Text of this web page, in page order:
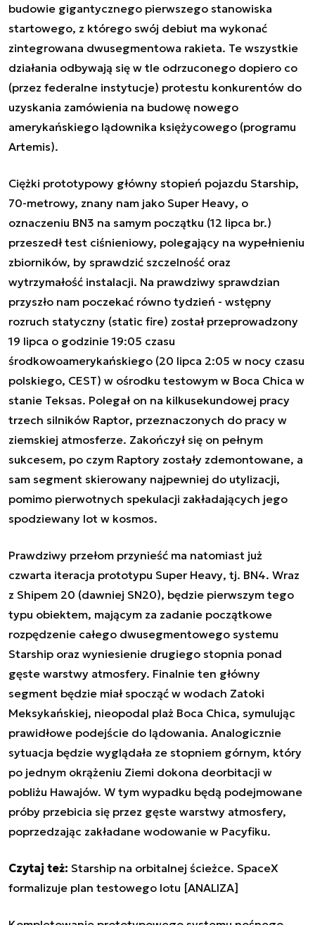
budowie gigantycznego pierwszego stanowiska
startowego, z którego swój debiut ma wykonać
zintegrowana dwusegmentowa rakieta. Te wszystkie
działania odbywają się w tle odrzuconego dopiero co
(przez federalne instytucje) protestu konkurentów do
uzyskania zamówienia na budowę nowego
amerykańskiego lądownika księżycowego (programu
Artemis).
Ciężki prototypowy główny stopień pojazdu Starship,
70-metrowy, znany nam jako Super Heavy, o
oznaczeniu BN3 na samym początku (12 lipca br.)
przeszedł test ciśnieniowy, polegający na wypełnieniu
zbiorników, by sprawdzić szczelność oraz
wytrzymałość instalacji. Na prawdziwy sprawdzian
przyszło nam poczekać równo tydzień - wstępny
rozruch statyczny (static fire) został przeprowadzony
19 lipca o godzinie 19:05 czasu
środkowoamerykańskiego (20 lipca 2:05 w nocy czasu
polskiego, CEST) w ośrodku testowym w Boca Chica w
stanie Teksas. Polegał on na kilkusekundowej pracy
trzech silników Raptor, przeznaczonych do pracy w
ziemskiej atmosferze. Zakończył się on pełnym
sukcesem, po czym Raptory zostały zdemontowane, a
sam segment skierowany najpewniej do utylizacji,
pomimo pierwotnych spekulacji zakładających jego
spodziewany lot w kosmos.
Prawdziwy przełom przynieść ma natomiast już
czwarta iteracja prototypu Super Heavy, tj. BN4. Wraz
z Shipem 20 (dawniej SN20), będzie pierwszym tego
typu obiektem, mającym za zadanie początkowe
rozpędzenie całego dwusegmentowego systemu
Starship oraz wyniesienie drugiego stopnia ponad
gęste warstwy atmosfery. Finalnie ten główny
segment będzie miał spocząć w wodach Zatoki
Meksykańskiej, nieopodal plaż Boca Chica, symulując
prawidłowe podejście do lądowania. Analogicznie
sytuacja będzie wyglądała ze stopniem górnym, który
po jednym okrążeniu Ziemi dokona deorbitacji w
pobliżu Hawajów. W tym wypadku będą podejmowane
próby przebicia się przez gęste warstwy atmosfery,
poprzedzając zakładane wodowanie w Pacyfiku.
Czytaj też: Starship na orbitalnej ścieżce. SpaceX
formalizuje plan testowego lotu [ANALIZA]